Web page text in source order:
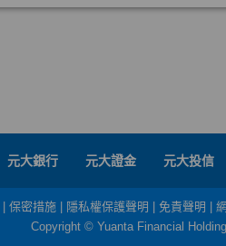
元大銀行 元大證金 元大投信
保密措施 隱私權保護聲明 免責聲明
Copyright © Yuanta Financial